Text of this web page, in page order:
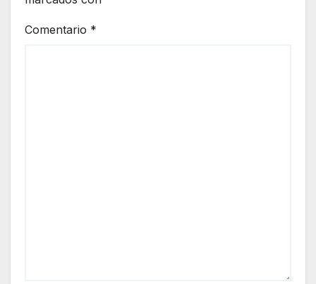
Comentario *